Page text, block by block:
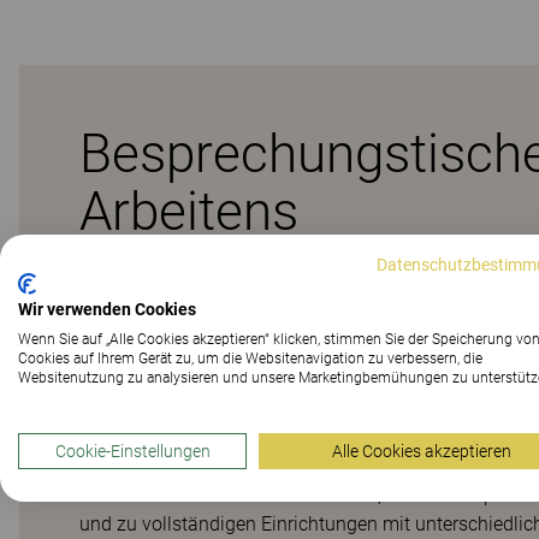
Arbeitens
Nexus-Besprechungstische sind eine flexible und
komplette Tischfamilie, die zu vielen verschiedenen
verschiedenen Höhen eignen sich die Tische sowohl
Besprechungen. Das schlichte und zeitlose
durch die Auswahl an Beinen aus Metall oder Holz
Besprechungstische sind mit intelligenten und
ermöglichen, Module auszutauschen und die
ist eine umfassende Produktfamilie, die aus
und zu vollständigen Einrichtungen mit
Wir verwenden Cookies
Wenn Sie auf „Alle Cookies akzeptieren“ klicken, stimmen Sie der Speicherung von
Cookies auf Ihrem Gerät zu, um die Websitenavigation zu verbessern, die
Websitenutzung zu analysieren und unsere Marketingbemühungen zu
Cookie-Einstellungen Alle Cookies akzeptieren